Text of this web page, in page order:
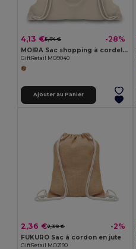
4,13 €5,74 € -28%
MOIRA Sac shopping à cordelette
GiftRetail MO9040
Ajouter au Panier
2,36 €2,39 € -2%
FUKURO Sac à cordon en jute
GiftRetail MO2190